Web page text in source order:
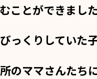
ことができました
っくりしていた
のママさんたち